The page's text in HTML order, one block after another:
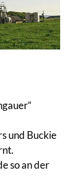
und Buckie
so an der